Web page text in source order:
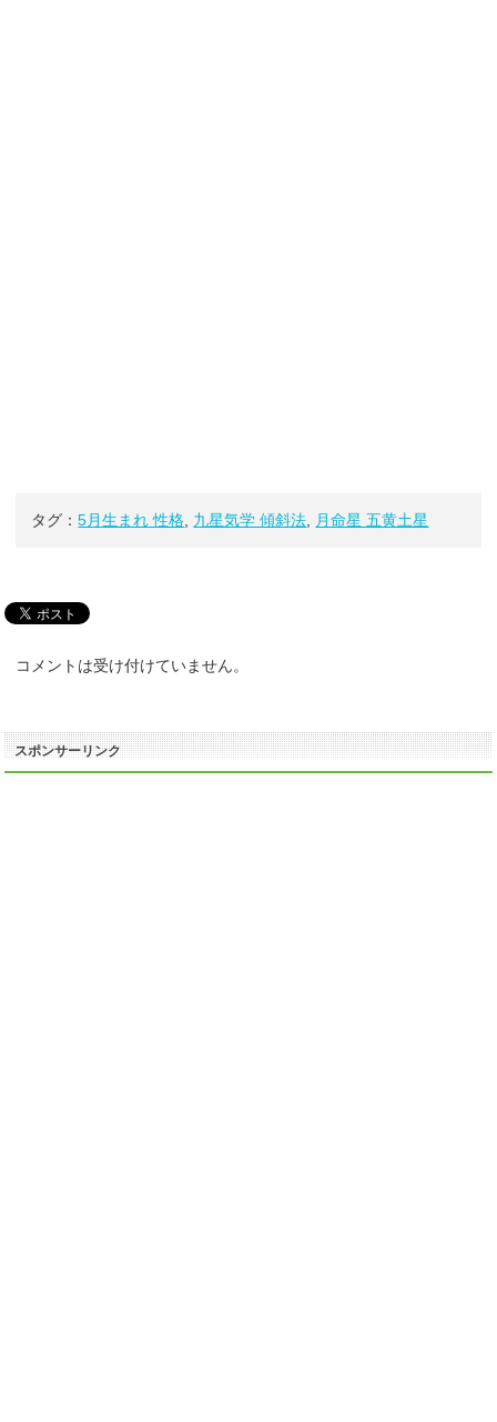
タグ：5月生まれ 性格 九星気学 傾斜法 月命星 五黄土星
コメントは受け付けていません。
スポンサーリンク